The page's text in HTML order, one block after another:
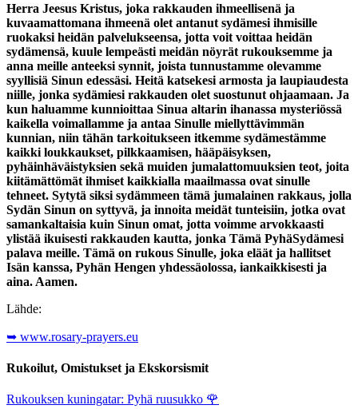
Herra Jeesus Kristus, joka rakkauden ihmeellisenä ja
kuvaamattomana ihmeenä olet antanut sydämesi ihmisille
ruokaksi heidän palvelukseensa, jotta voit voittaa heidän
sydämensä, kuule lempeästi meidän nöyrät rukouksemme ja
anna meille anteeksi synnit, joista tunnustamme olevamme
syyllisiä Sinun edessäsi. Heitä katsekesi armosta ja laupiaudesta
niille, jonka sydämiesi rakkauden olet suostunut ohjaamaan. Ja
kun haluamme kunnioittaa Sinua altarin ihanassa mysteriössä
kaikella voimallamme ja antaa Sinulle miellyttävimmän
kunnian, niin tähän tarkoitukseen itkemme sydämestämme
kaikki loukkaukset, pilkkaamisen, hääpäisyksen,
pyhäinhäväistyksien sekä muiden jumalattomuuksien teot, joita
kiitämättömät ihmiset kaikkialla maailmassa ovat sinulle
tehneet. Sytytä siksi sydämmeen tämä jumalainen rakkaus, jolla
Sydän Sinun on syttyvä, ja innoita meidät tunteisiin, jotka ovat
samankaltaisia kuin Sinun omat, jotta voimme arvokkaasti
ylistää ikuisesti rakkauden kautta, jonka Tämä PyhäSydämesi
palava meille. Tämä on rukous Sinulle, joka eläät ja hallitset
Isän kanssa, Pyhän Hengen yhdessäolossa, iankaikkisesti ja
aina. Aamen.
Lähde:
➥ www.rosary-prayers.eu
Rukoilut, Omistukset ja Ekskorsismit
Rukouksen kuningatar: Pyhä ruusukko 🌹